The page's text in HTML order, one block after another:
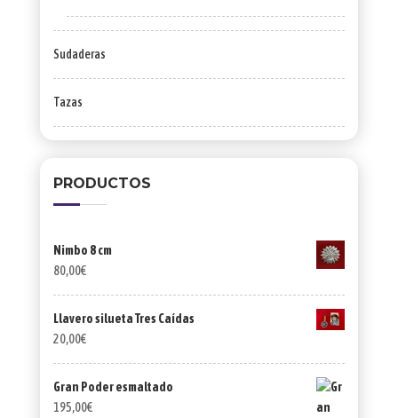
Sudaderas
Tazas
PRODUCTOS
Nimbo 8 cm
80,00€
Llavero silueta Tres Caídas
20,00€
Gran Poder esmaltado
195,00€